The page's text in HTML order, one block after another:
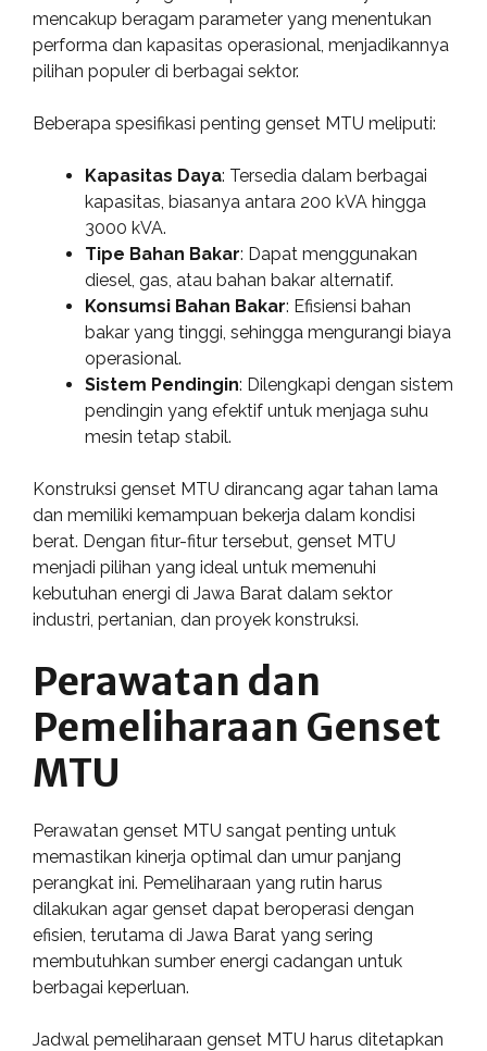
mencakup beragam parameter yang menentukan
performa dan kapasitas operasional, menjadikannya
pilihan populer di berbagai sektor.
Beberapa spesifikasi penting genset MTU meliputi:
Kapasitas Daya: Tersedia dalam berbagai
kapasitas, biasanya antara 200 kVA hingga
3000 kVA.
Tipe Bahan Bakar: Dapat menggunakan
diesel, gas, atau bahan bakar alternatif.
Konsumsi Bahan Bakar: Efisiensi bahan
bakar yang tinggi, sehingga mengurangi biaya
operasional.
Sistem Pendingin: Dilengkapi dengan sistem
pendingin yang efektif untuk menjaga suhu
mesin tetap stabil.
Konstruksi genset MTU dirancang agar tahan lama
dan memiliki kemampuan bekerja dalam kondisi
berat. Dengan fitur-fitur tersebut, genset MTU
menjadi pilihan yang ideal untuk memenuhi
kebutuhan energi di Jawa Barat dalam sektor
industri, pertanian, dan proyek konstruksi.
Perawatan dan
Pemeliharaan Genset
MTU
Perawatan genset MTU sangat penting untuk
memastikan kinerja optimal dan umur panjang
perangkat ini. Pemeliharaan yang rutin harus
dilakukan agar genset dapat beroperasi dengan
efisien, terutama di Jawa Barat yang sering
membutuhkan sumber energi cadangan untuk
berbagai keperluan.
Jadwal pemeliharaan genset MTU harus ditetapkan